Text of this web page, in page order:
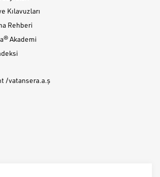
Kılavuzları
Rehberi
Akademi
/vatansera.a.ş